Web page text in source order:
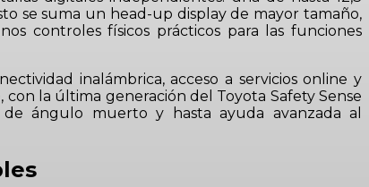
se suma un head-up display de mayor tamaño,
controles físicos prácticos para las funciones
inalámbrica, acceso a servicios online y
la última generación del Toyota Safety Sense
ángulo muerto y hasta ayuda avanzada al